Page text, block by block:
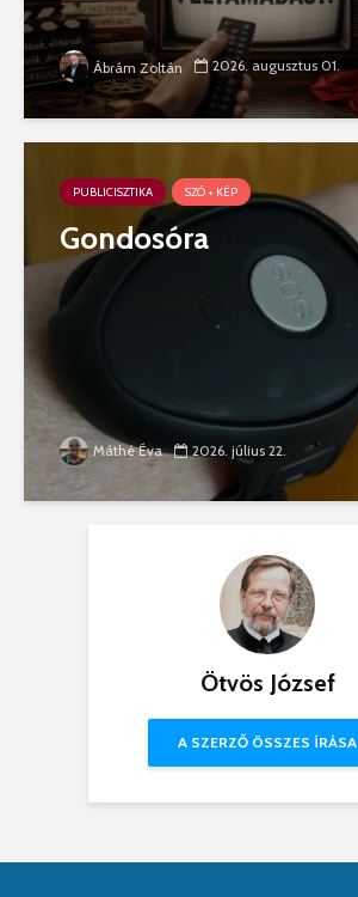
Ábrám Zoltán 2026. augusztus 01.
PUBLICISZTIKA SZÓ + KÉP
Gondosóra
Máthé Éva 2026. július 22.
Ötvös József
A SZERZŐ ÖSSZES ÍRÁSA